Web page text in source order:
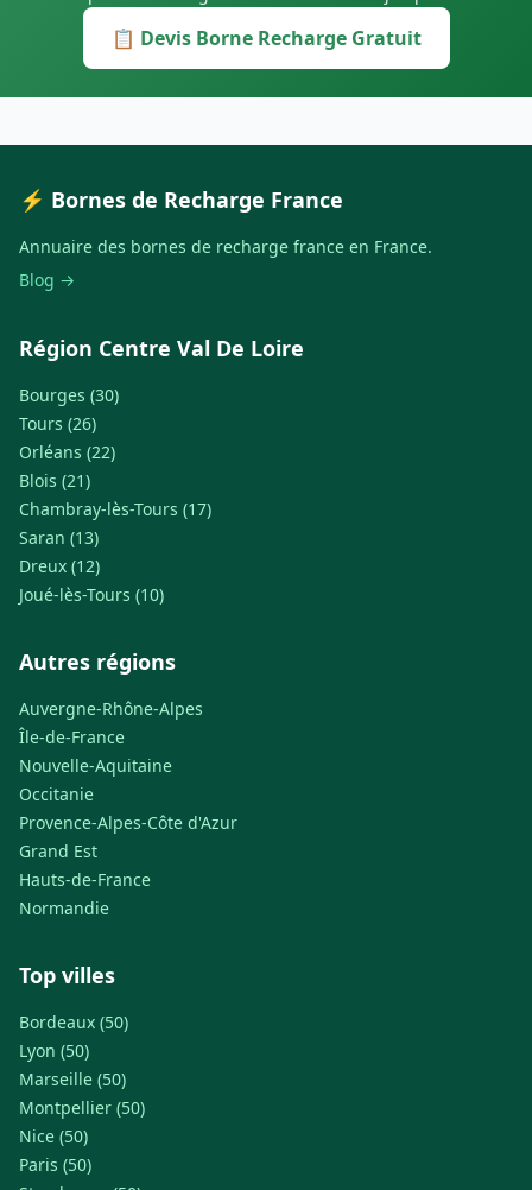
📋 Devis Borne Recharge Gratuit
⚡ Bornes de Recharge France
Annuaire des bornes de recharge france en France.
Blog →
Région Centre Val De Loire
Bourges (30)
Tours (26)
Orléans (22)
Blois (21)
Chambray-lès-Tours (17)
Saran (13)
Dreux (12)
Joué-lès-Tours (10)
Autres régions
Auvergne-Rhône-Alpes
Île-de-France
Nouvelle-Aquitaine
Occitanie
Provence-Alpes-Côte d'Azur
Grand Est
Hauts-de-France
Normandie
Top villes
Bordeaux (50)
Lyon (50)
Marseille (50)
Montpellier (50)
Nice (50)
Paris (50)